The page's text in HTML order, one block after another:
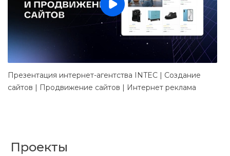
Презентация интернет-агентства INTEC | Создание
сайтов | Продвижение сайтов | Интернет реклама
Проекты